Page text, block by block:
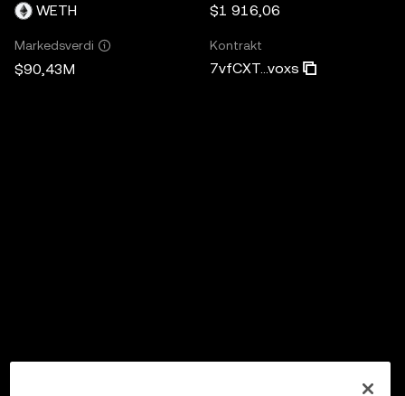
WETH $1 916,06
Markedsverdi
$90,43M
Kontrakt
7vfCXT...voxs